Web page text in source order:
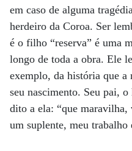
em caso de alguma
herdeiro da Coroa. Ser
é o filho “reserva” é uma
longo de toda a obra. Ele
exemplo, da história que a
seu nascimento. Seu pai,
dito a ela: “que maravilha,
um suplente, meu trabalho